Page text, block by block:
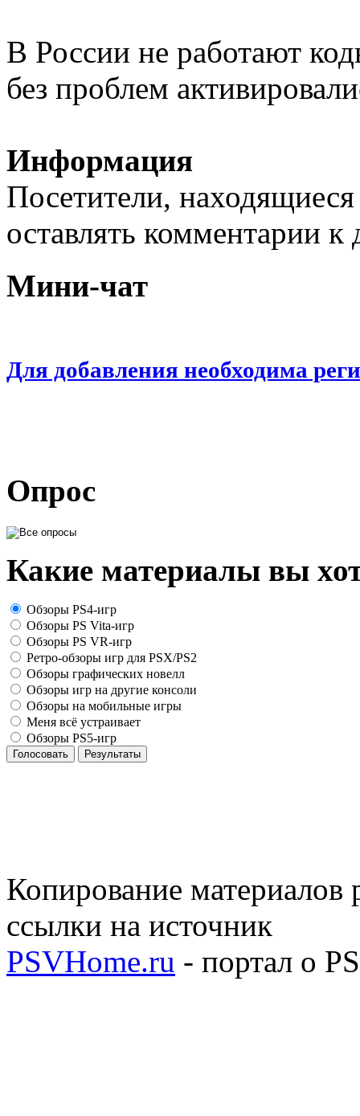
В России не работают
без проблем
Информация
Посетители,
оставлять комментарии
Мини-чат
Для добавления необходима
Опрос
Какие материалы вы
Обзоры PS4-игр
Обзоры PS Vita-игр
Обзоры PS VR-игр
Ретро-обзоры игр для PSX/PS2
Обзоры графических новелл
Обзоры игр на другие консоли
Обзоры на мобильные игры
Меня всё устраивает
Обзоры PS5-игр
Голосовать Результаты
Копирование материалов
ссылки на источник
PSVHome.ru - портал о